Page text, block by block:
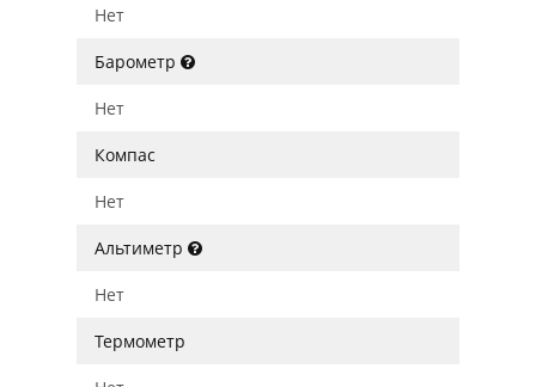
Нет
Барометр
Нет
Компас
Нет
Альтиметр
Нет
Термометр